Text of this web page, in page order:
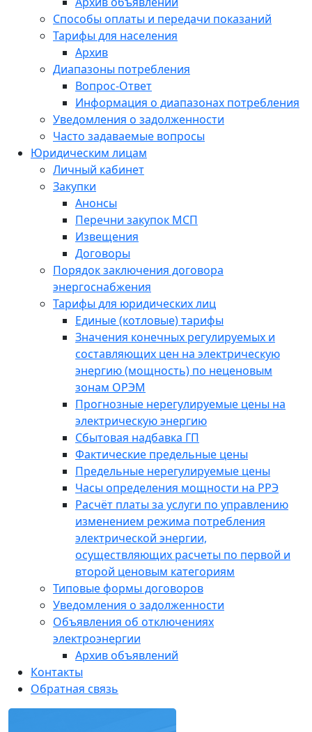
Способы оплаты и передачи показаний
Тарифы для населения
Архив
Диапазоны потребления
Вопрос-Ответ
Информация о диапазонах потребления
Уведомления о задолженности
Часто задаваемые вопросы
Юридическим лицам
Личный кабинет
Закупки
Анонсы
Перечни закупок МСП
Извещения
Договоры
Порядок заключения договора
энергоснабжения
Тарифы для юридических лиц
Единые (котловые) тарифы
Значения конечных регулируемых и
составляющих цен на электрическую
энергию (мощность) по неценовым
зонам ОРЭМ
Прогнозные нерегулируемые цены на
электрическую энергию
Сбытовая надбавка ГП
Фактические предельные цены
Предельные нерегулируемые цены
Часы определения мощности на РРЭ
Расчёт платы за услуги по управлению
изменением режима потребления
электрической энергии,
осуществляющих расчеты по первой и
второй ценовым категориям
Типовые формы договоров
Уведомления о задолженности
Объявления об отключениях
электроэнергии
Архив объявлений
Контакты
Обратная связь